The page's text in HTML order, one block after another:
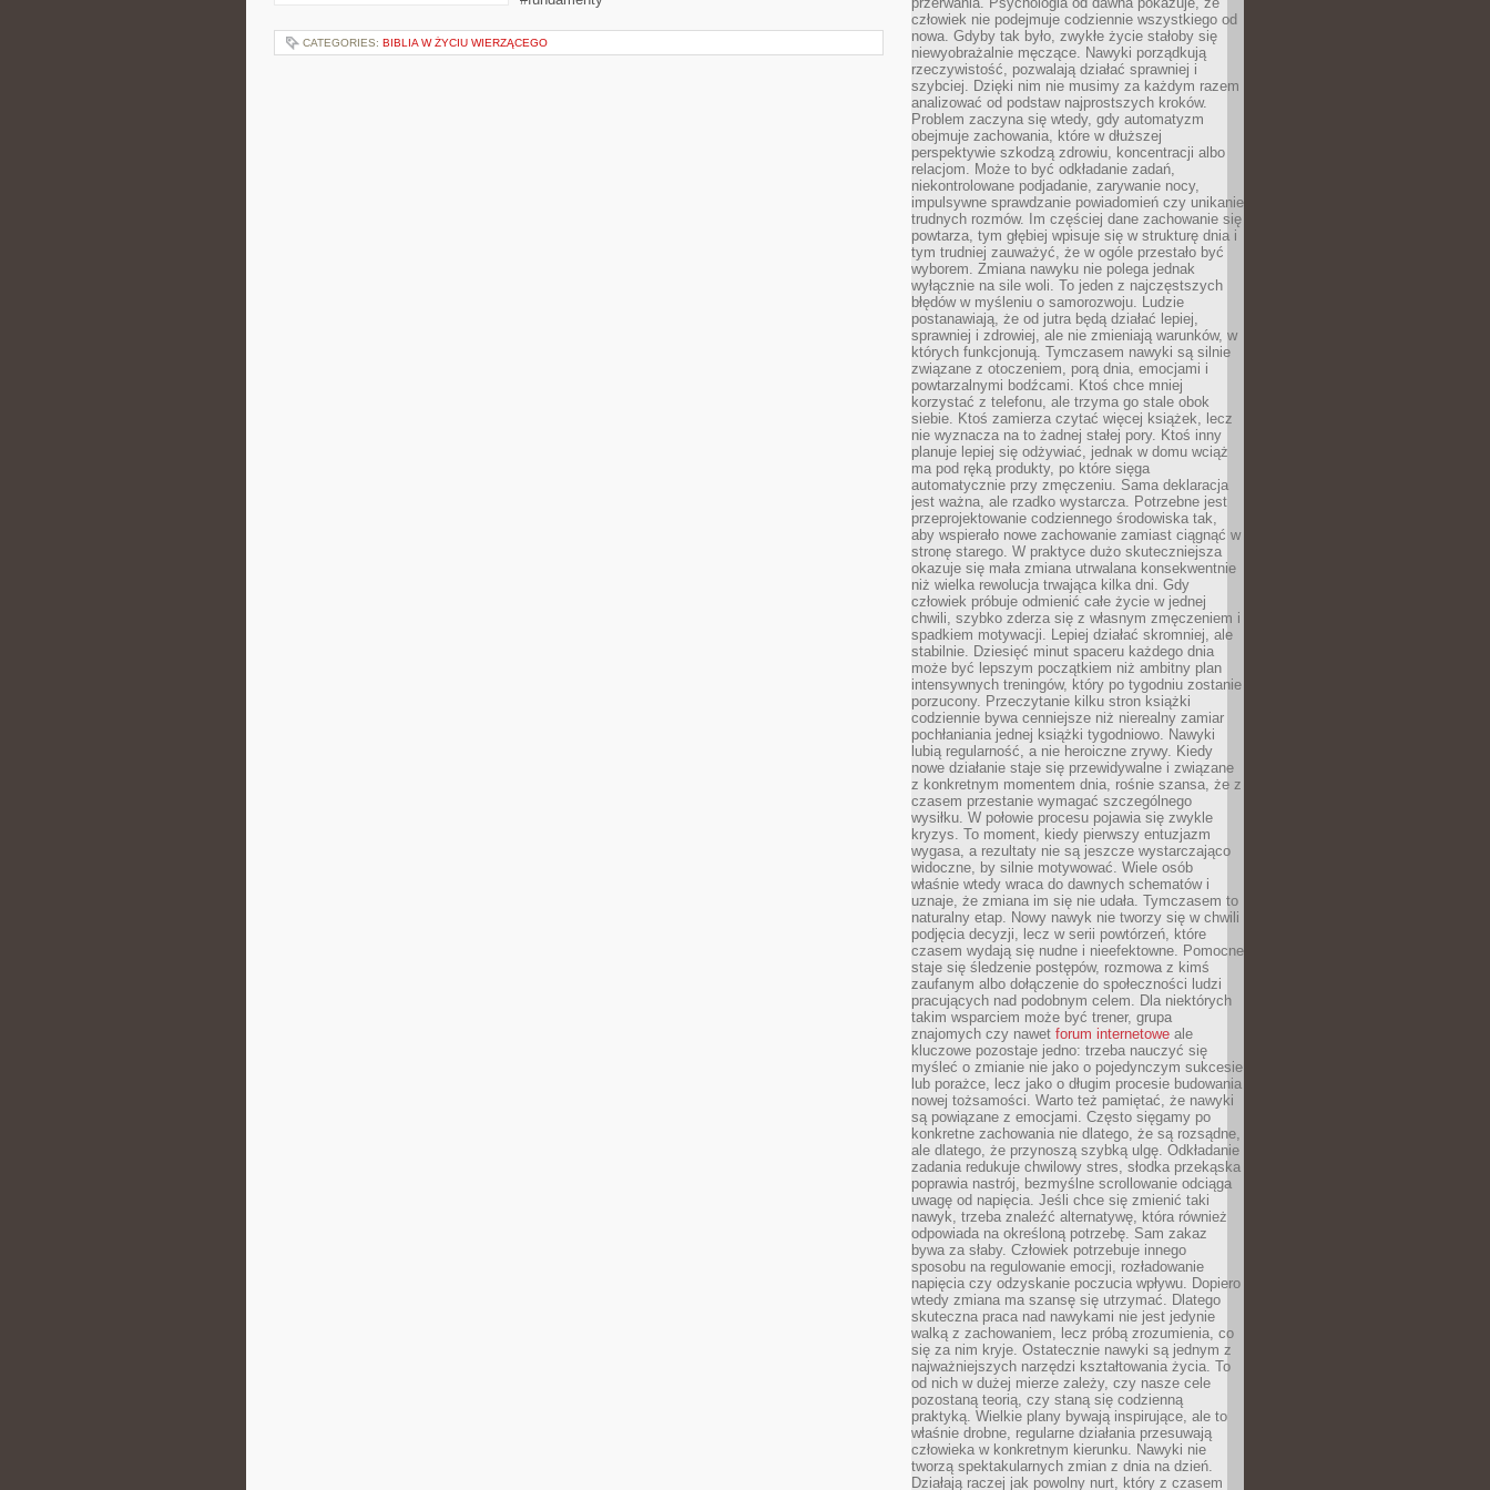
CATEGORIES: BIBLIA W ŻYCIU WIERZĄCEGO
człowiek nie podejmuje codziennie wszystkiego od
nowa. Gdyby tak było, zwykłe życie stałoby się
niewyobrażalnie męczące. Nawyki porządkują
rzeczywistość, pozwalają działać sprawniej i
szybciej. Dzięki nim nie musimy za każdym razem
analizować od podstaw najprostszych kroków.
Problem zaczyna się wtedy, gdy automatyzm
obejmuje zachowania, które w dłuższej
perspektywie szkodzą zdrowiu, koncentracji albo
relacjom. Może to być odkładanie zadań,
niekontrolowane podjadanie, zarywanie nocy,
impulsywne sprawdzanie powiadomień czy unikanie
trudnych rozmów. Im częściej dane zachowanie się
powtarza, tym głębiej wpisuje się w strukturę dnia i
tym trudniej zauważyć, że w ogóle przestało być
wyborem. Zmiana nawyku nie polega jednak
wyłącznie na sile woli. To jeden z najczęstszych
błędów w myśleniu o samorozwoju. Ludzie
postanawiają, że od jutra będą działać lepiej,
sprawniej i zdrowiej, ale nie zmieniają warunków, w
których funkcjonują. Tymczasem nawyki są silnie
związane z otoczeniem, porą dnia, emocjami i
powtarzalnymi bodźcami. Ktoś chce mniej
korzystać z telefonu, ale trzyma go stale obok
siebie. Ktoś zamierza czytać więcej książek, lecz
nie wyznacza na to żadnej stałej pory. Ktoś inny
planuje lepiej się odżywiać, jednak w domu wciąż
ma pod ręką produkty, po które sięga
automatycznie przy zmęczeniu. Sama deklaracja
jest ważna, ale rzadko wystarcza. Potrzebne jest
przeprojektowanie codziennego środowiska tak,
aby wspierało nowe zachowanie zamiast ciągnąć w
stronę starego. W praktyce dużo skuteczniejsza
okazuje się mała zmiana utrwalana konsekwentnie
niż wielka rewolucja trwająca kilka dni. Gdy
człowiek próbuje odmienić całe życie w jednej
chwili, szybko zderza się z własnym zmęczeniem i
spadkiem motywacji. Lepiej działać skromniej, ale
stabilnie. Dziesięć minut spaceru każdego dnia
może być lepszym początkiem niż ambitny plan
intensywnych treningów, który po tygodniu zostanie
porzucony. Przeczytanie kilku stron książki
codziennie bywa cenniejsze niż nierealny zamiar
pochłaniania jednej książki tygodniowo. Nawyki
lubią regularność, a nie heroiczne zrywy. Kiedy
nowe działanie staje się przewidywalne i związane
z konkretnym momentem dnia, rośnie szansa, że z
czasem przestanie wymagać szczególnego
wysiłku. W połowie procesu pojawia się zwykle
kryzys. To moment, kiedy pierwszy entuzjazm
wygasa, a rezultaty nie są jeszcze wystarczająco
widoczne, by silnie motywować. Wiele osób
właśnie wtedy wraca do dawnych schematów i
uznaje, że zmiana im się nie udała. Tymczasem to
naturalny etap. Nowy nawyk nie tworzy się w chwili
podjęcia decyzji, lecz w serii powtórzeń, które
czasem wydają się nudne i nieefektowne. Pomocne
staje się śledzenie postępów, rozmowa z kimś
zaufanym albo dołączenie do społeczności ludzi
pracujących nad podobnym celem. Dla niektórych
takim wsparciem może być trener, grupa
znajomych czy nawet forum internetowe ale
kluczowe pozostaje jedno: trzeba nauczyć się
myśleć o zmianie nie jako o pojedynczym sukcesie
lub porażce, lecz jako o długim procesie budowania
nowej tożsamości. Warto też pamiętać, że nawyki
są powiązane z emocjami. Często sięgamy po
konkretne zachowania nie dlatego, że są rozsądne,
ale dlatego, że przynoszą szybką ulgę. Odkładanie
zadania redukuje chwilowy stres, słodka przekąska
poprawia nastrój, bezmyślne scrollowanie odciąga
uwagę od napięcia. Jeśli chce się zmienić taki
nawyk, trzeba znaleźć alternatywę, która również
odpowiada na określoną potrzebę. Sam zakaz
bywa za słaby. Człowiek potrzebuje innego
sposobu na regulowanie emocji, rozładowanie
napięcia czy odzyskanie poczucia wpływu. Dopiero
wtedy zmiana ma szansę się utrzymać. Dlatego
skuteczna praca nad nawykami nie jest jedynie
walką z zachowaniem, lecz próbą zrozumienia, co
się za nim kryje. Ostatecznie nawyki są jednym z
najważniejszych narzędzi kształtowania życia. To
od nich w dużej mierze zależy, czy nasze cele
pozostaną teorią, czy staną się codzienną
praktyką. Wielkie plany bywają inspirujące, ale to
właśnie drobne, regularne działania przesuwają
człowieka w konkretnym kierunku. Nawyki nie
tworzą spektakularnych zmian z dnia na dzień.
Działają raczej jak powolny nurt, który z czasem